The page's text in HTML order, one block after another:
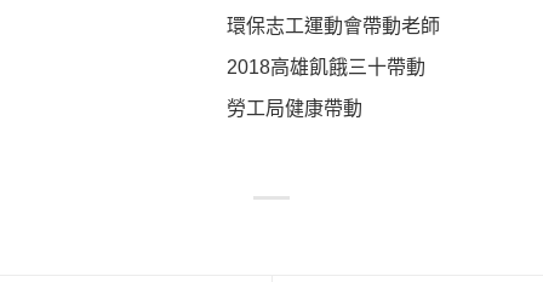
環保志工運動會帶動老師
2018高雄飢餓三十帶動
勞工局健康帶動